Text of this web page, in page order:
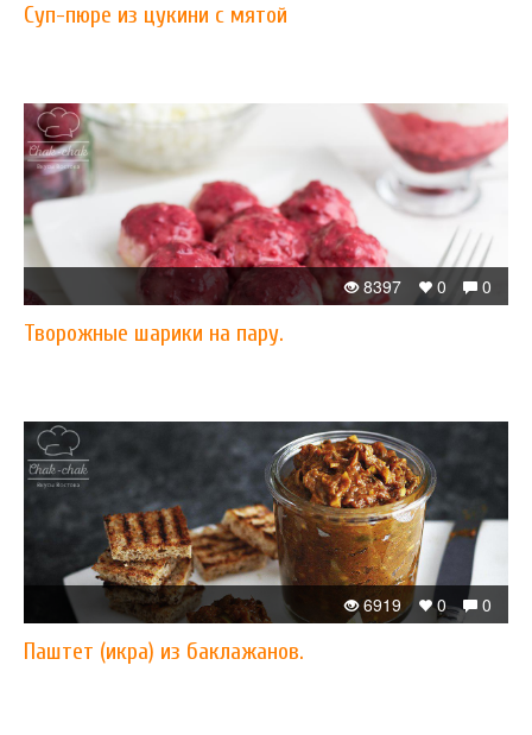
Суп-пюре из цукини с мятой
0
0
8397
Творожные шарики на пару.
0
0
6919
Паштет (икра) из баклажанов.